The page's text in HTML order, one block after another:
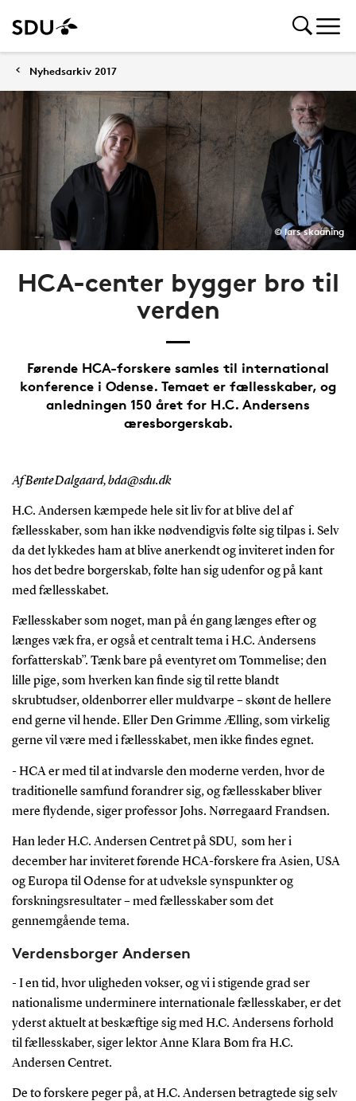
Nyhedsarkiv 2017
© lars skaaning
HCA-center bygger bro til
verden
Førende HCA-forskere samles til international
konference i Odense. Temaet er fællesskaber, og
anledningen 150 året for H.C. Andersens
æresborgerskab.
Af Bente Dalgaard, bda@sdu.dk
H.C. Andersen kæmpede hele sit liv for at blive del af
fællesskaber, som han ikke nødvendigvis følte sig tilpas i. Selv
da det lykkedes ham at blive anerkendt og inviteret inden for
hos det bedre borgerskab, følte han sig udenfor og på kant
med fællesskabet.
Fællesskaber som noget, man på én gang længes efter og
længes væk fra, er også et centralt tema i H.C. Andersens
forfatterskab”. Tænk bare på eventyret om Tommelise; den
lille pige, som hverken kan finde sig til rette blandt
skrubtudser, oldenborrer eller muldvarpe – skønt de hellere
end gerne vil hende. Eller Den Grimme Ælling, som virkelig
gerne vil være med i fællesskabet, men ikke findes egnet.
- HCA er med til at indvarsle den moderne verden, hvor de
traditionelle samfund forandrer sig, og fællesskaber bliver
mere flydende, siger professor Johs. Nørregaard Frandsen.
Han leder H.C. Andersen Centret på SDU, som her i
december har inviteret førende HCA-forskere fra Asien, USA
og Europa til Odense for at udveksle synspunkter og
forskningsresultater – med fællesskaber som det
gennemgående tema.
Verdensborger Andersen
- I en tid, hvor uligheden vokser, og vi i stigende grad ser
nationalisme underminere internationale fællesskaber, er det
yderst aktuelt at beskæftige sig med H.C. Andersens forhold
til fællesskaber, siger lektor Anne Klara Bom fra H.C.
Andersen Centret.
De to forskere peger på, at H.C. Andersen betragtede sig selv